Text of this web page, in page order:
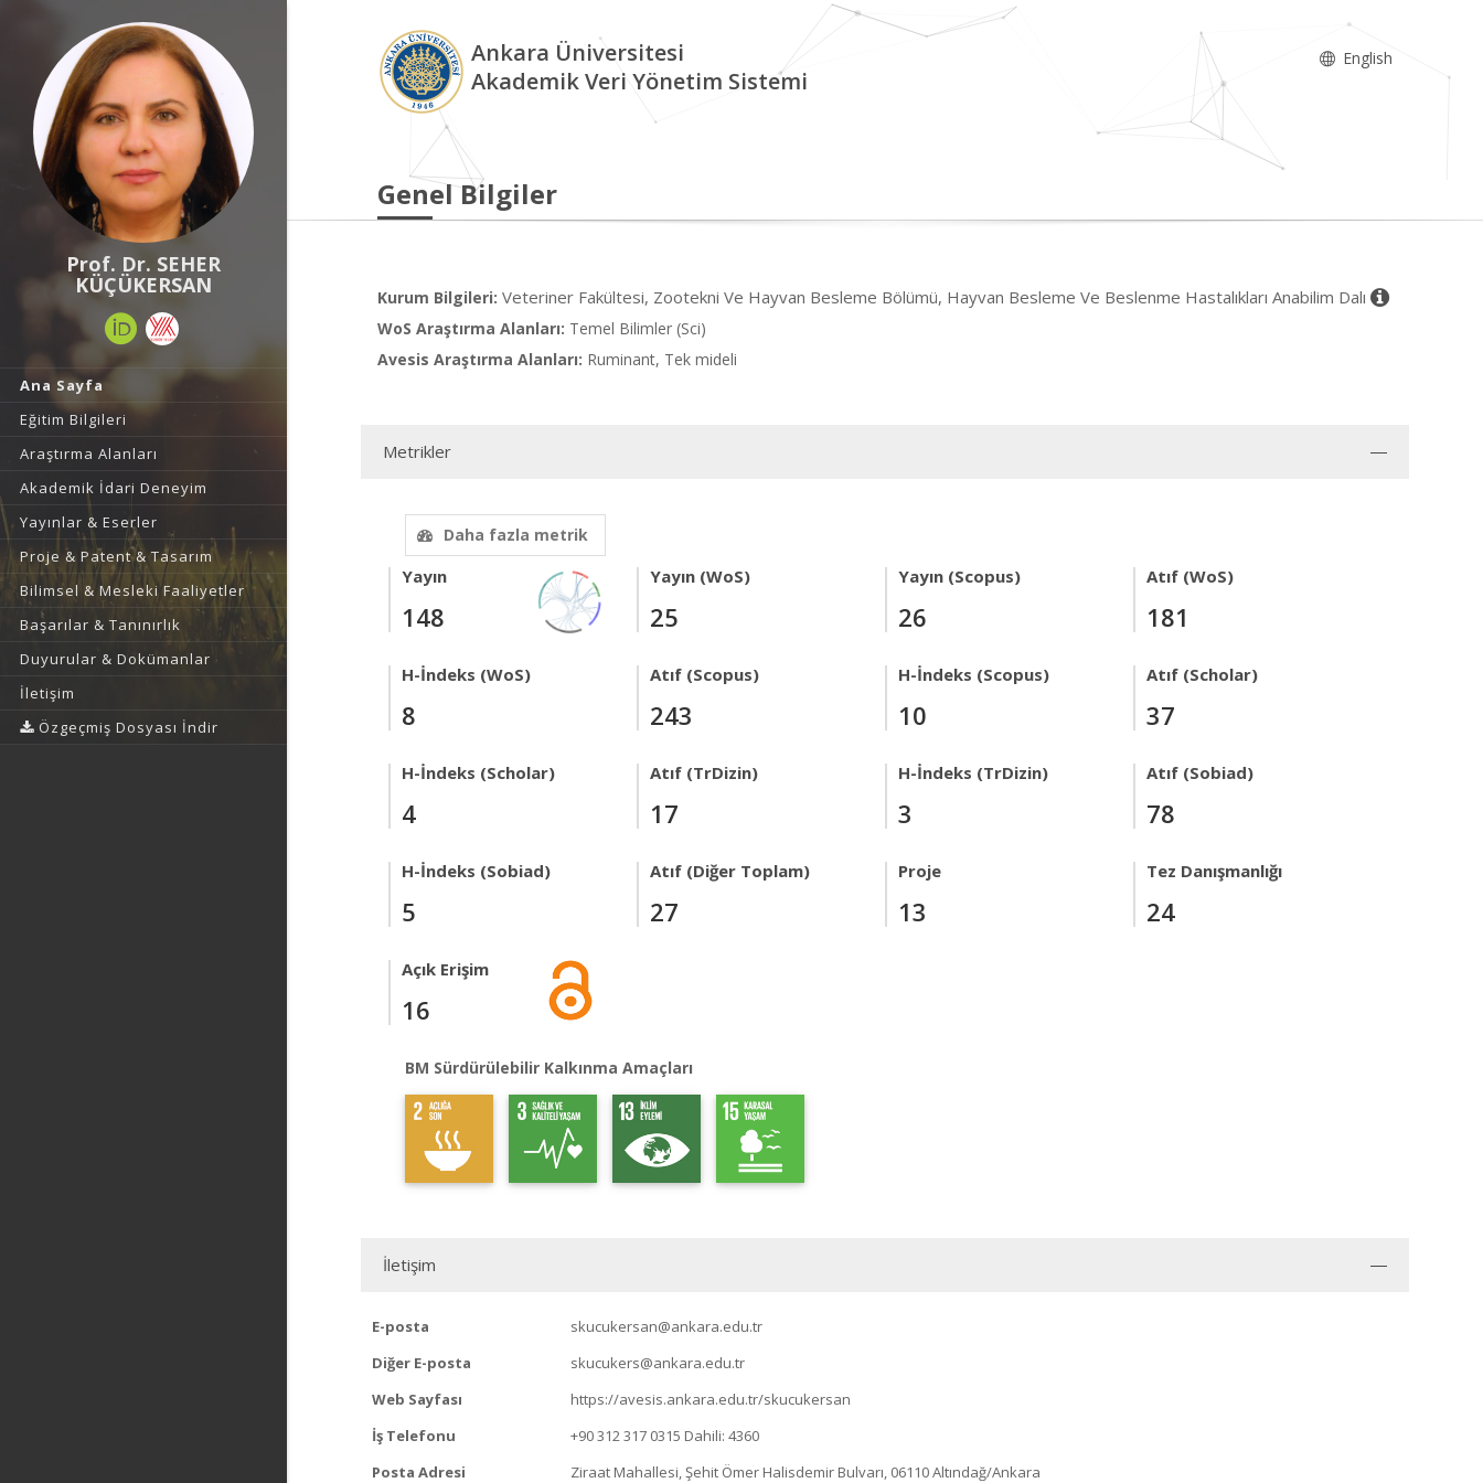
Prof. Dr. SEHER
KÜÇÜKERSAN
Ana Sayfa
Eğitim Bilgileri
Araştırma Alanları
Akademik İdari Deneyim
Yayınlar & Eserler
Proje & Patent & Tasarım
Bilimsel & Mesleki Faaliyetler
Başarılar & Tanınırlık
Duyurular & Dokümanlar
İletişim
Özgeçmiş Dosyası İndir
Ankara Üniversitesi
Akademik Veri Yönetim Sistemi
English
Genel Bilgiler
Kurum Bilgileri: Veteriner Fakültesi, Zootekni Ve Hayvan Besleme Bölümü, Hayvan Besleme Ve Beslenme Hastalıkları Anabilim Dalı
WoS Araştırma Alanları: Temel Bilimler (Sci)
Avesis Araştırma Alanları: Ruminant, Tek mideli
Metrikler
Daha fazla metrik
Yayın
148
Yayın (WoS)
25
Yayın (Scopus)
26
Atıf (WoS)
181
H-İndeks (WoS)
8
Atıf (Scopus)
243
H-İndeks (Scopus)
10
Atıf (Scholar)
37
H-İndeks (Scholar)
4
Atıf (TrDizin)
17
H-İndeks (TrDizin)
3
Atıf (Sobiad)
78
H-İndeks (Sobiad)
5
Atıf (Diğer Toplam)
27
Proje
13
Tez Danışmanlığı
24
Açık Erişim
16
BM Sürdürülebilir Kalkınma Amaçları
İletişim
E-posta
skucukersan@ankara.edu.tr
Diğer E-posta
skucukers@ankara.edu.tr
Web Sayfası
https://avesis.ankara.edu.tr/skucukersan
İş Telefonu
+90 312 317 0315 Dahili: 4360
Posta Adresi
Ziraat Mahallesi, Şehit Ömer Halisdemir Bulvarı, 06110 Altındağ/Ankara